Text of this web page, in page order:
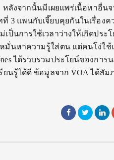
ลังจากนั้นมีเผยแพร่เนื้อหาอื่นจ
3 แพนกับเจี๊ยบคุยกันในเรื่องค
ป็นการใช้เวลาว่างให้เกิดประ
มั่นหาความรู้ใส่ตน แต่คนโง่ใช้
ได้รวบรวมประโยน์ของการ
ยนรู้ได้ดี ข้อมูลจาก VOA ได้สั